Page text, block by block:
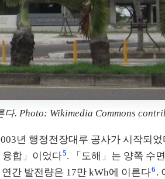
. Photo: Wikimedia Commons
년 행정전장대루 공사가 시작되었
융합」이었다5. 「도해」는 양쪽 수
간 발전량은 17만 kWh에 이른다6 .